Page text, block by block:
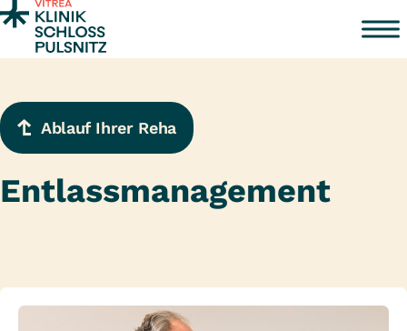
Zum Inhalt springen
Ablauf Ihrer Reha
Entlassmanagement